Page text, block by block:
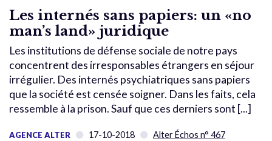
Les internés sans papiers: un «no
man’s land» juridique
Les institutions de défense sociale de notre pays
concentrent des irresponsables étrangers en séjour
irrégulier. Des internés psychiatriques sans papiers
que la société est censée soigner. Dans les faits, cela
ressemble à la prison. Sauf que ces derniers sont [...]
AGENCE ALTER 17-10-2018 Alter Échos n° 467